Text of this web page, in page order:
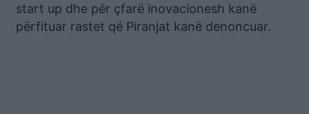
start up dhe për çfarë inovacionesh kanë
përfituar rastet që Piranjat kanë denoncuar.